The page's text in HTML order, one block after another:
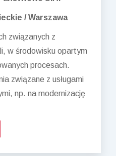
/ Warszawa
związanych z
w środowisku opartym
procesach.
związane z usługami
np. na modernizację